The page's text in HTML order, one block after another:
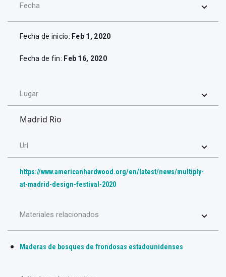
Fecha
Fecha de inicio: Feb 1, 2020
Fecha de fin: Feb 16, 2020
Lugar
Madrid Rio
Url
https://www.americanhardwood.org/en/latest/news/multiply-
at-madrid-design-festival-2020
Materiales relacionados
Maderas de bosques de frondosas estadounidenses